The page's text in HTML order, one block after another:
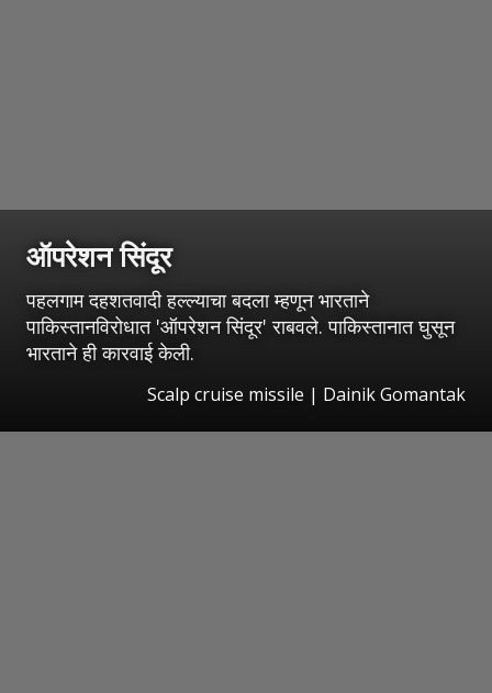
ऑपरेशन सिंदूर
पहलगाम दहशतवादी हल्ल्याचा बदला म्हणून भारताने
पाकिस्तानविरोधात 'ऑपरेशन सिंदूर' राबवले. पाकिस्तानात घुसून
भारताने ही कारवाई केली.
Scalp cruise missile | Dainik Gomantak